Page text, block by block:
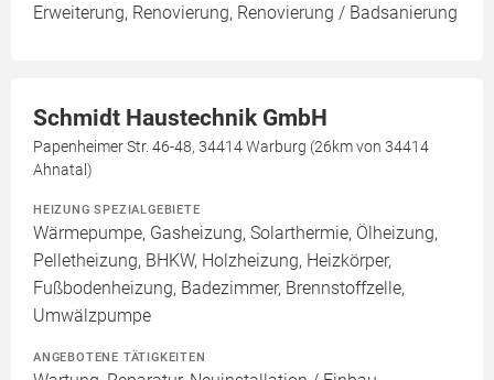
Erweiterung, Renovierung, Renovierung / Badsanierung
Schmidt Haustechnik GmbH
Papenheimer Str. 46-48, 34414 Warburg (26km von 34414
Ahnatal)
HEIZUNG SPEZIALGEBIETE
Wärmepumpe, Gasheizung, Solarthermie, Ölheizung,
Pelletheizung, BHKW, Holzheizung, Heizkörper,
Fußbodenheizung, Badezimmer, Brennstoffzelle,
Umwälzpumpe
ANGEBOTENE TÄTIGKEITEN